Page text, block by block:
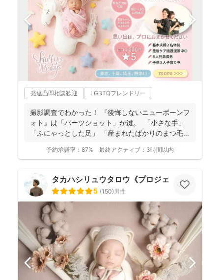
発達凸凹相談歓迎 LGBTQフレンドリー
撮影調査でわかった！ 『後悔しないニューボーンフ
ォト』は「パーツショット」が鍵。 「小さな手」
「ふにゃっとした足」 「産まれたばかりのまつ毛...
予約承諾率： 87% 最終アクティブ： 3時間以内
タカハシリュウタロウ《プロジェクトD》
5 (150)男性